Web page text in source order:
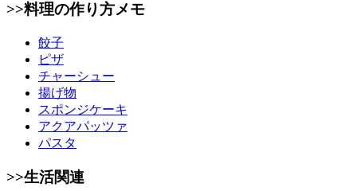
>>料理の作り方メモ
餃子
ピザ
チャーシュー
揚げ物
スポンジケーキ
アクアパッツァ
パスタ
>>生活関連